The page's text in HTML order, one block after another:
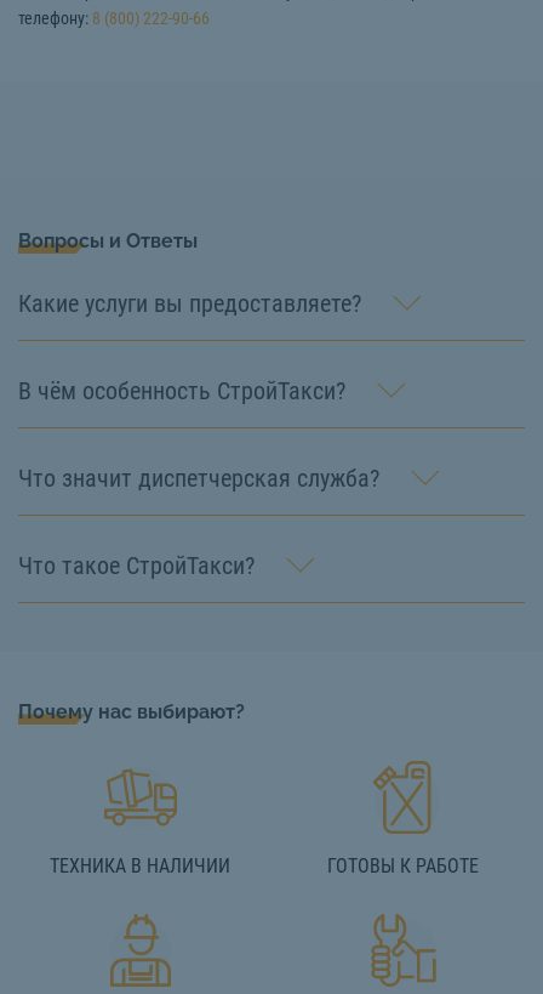
телефону: 8 (800) 222-90-66
Вопросы и Ответы
Какие услуги вы предоставляете?
В чём особенность СтройТакси?
Что значит диспетчерская служба?
Что такое СтройТакси?
Почему нас выбирают?
ТЕХНИКА В НАЛИЧИИ ГОТОВЫ К РАБОТЕ